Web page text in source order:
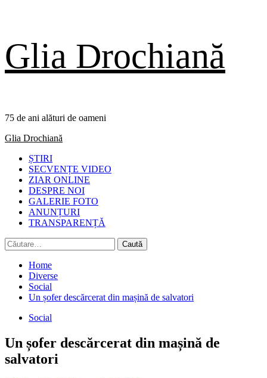
to
content
Glia Drochiană
75 de ani alături de oameni
Primary
Glia Drochiană
ȘTIRI
SECVENȚE VIDEO
ZIAR ONLINE
DESPRE NOI
GALERIE FOTO
ANUNȚURI
TRANSPARENȚĂ
Caută
după:
Home
Diverse
Social
Un șofer descărcerat din mașină de salvatori
Social
Un șofer descărcerat din mașină de
salvatori